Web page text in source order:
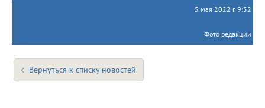
5 мая 2022 г. 9:52
Фото редакции
Вернуться к списку новостей